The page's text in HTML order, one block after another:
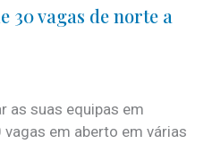
30 vagas de norte a
as suas equipas em
em aberto em várias